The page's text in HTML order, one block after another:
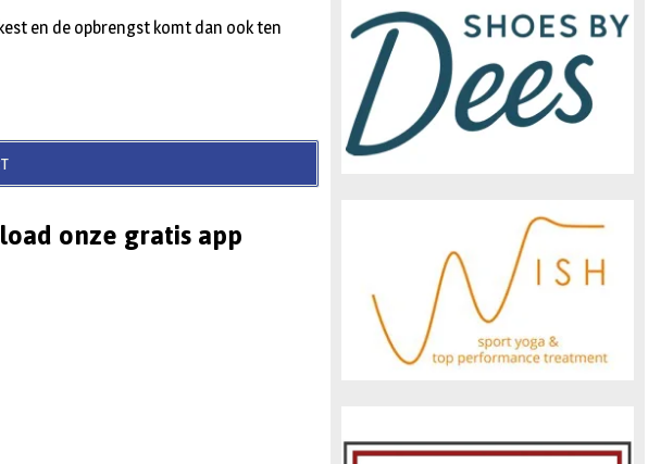
en de opbrengst komt dan ook ten
onze gratis app